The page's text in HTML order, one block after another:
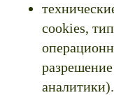
cookies,
аналитики).